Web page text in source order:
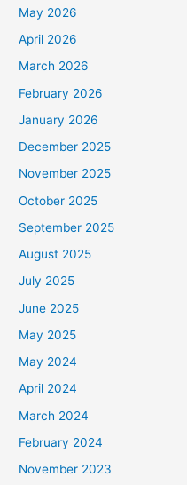
May 2026
April 2026
March 2026
February 2026
January 2026
December 2025
November 2025
October 2025
September 2025
August 2025
July 2025
June 2025
May 2025
May 2024
April 2024
March 2024
February 2024
November 2023